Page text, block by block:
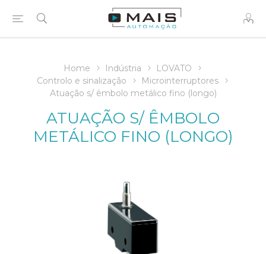
Home Indústria
LOVATO
Controlo e sinalização
Microinterruptores
Atuação s/ êmbolo metálico fino (longo)
ATUAÇÃO S/ ÊMBOLO
METÁLICO FINO (LONGO)